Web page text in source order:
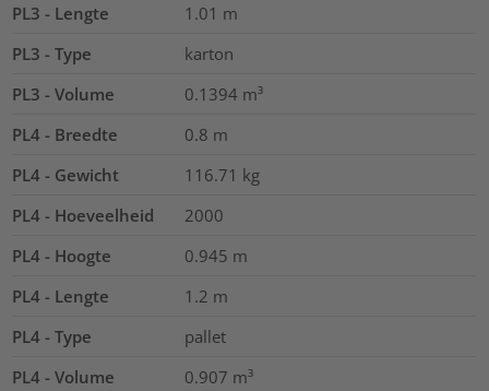
PL3 - Lengte
1.01 m
PL3 - Type
karton
PL3 - Volume
0.1394 m³
PL4 - Breedte
0.8 m
PL4 - Gewicht
116.71 kg
PL4 - Hoeveelheid
2000
PL4 - Hoogte
0.945 m
PL4 - Lengte
1.2 m
PL4 - Type
pallet
PL4 - Volume
0.907 m³